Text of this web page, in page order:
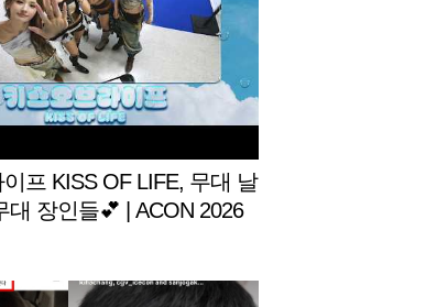
프 KISS OF LIFE, 무대 날
대 장인들💕 | ACON 2026